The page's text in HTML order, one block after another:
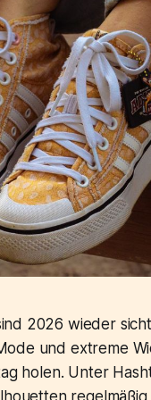
2026 wieder
und extreme
holen. Unter